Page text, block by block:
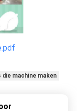
die machine maken